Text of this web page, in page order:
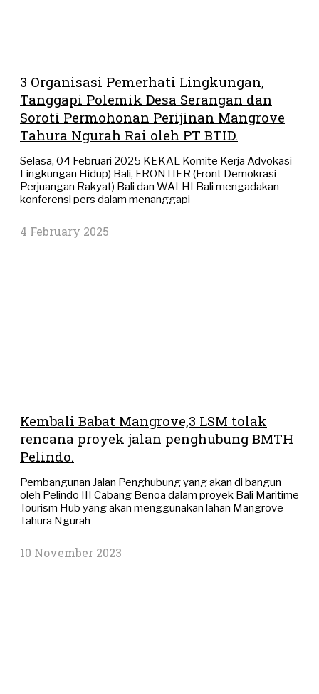
3 Organisasi Pemerhati Lingkungan,
Tanggapi Polemik Desa Serangan dan
Soroti Permohonan Perijinan Mangrove
Tahura Ngurah Rai oleh PT BTID.
Selasa, 04 Februari 2025 KEKAL Komite Kerja Advokasi
Lingkungan Hidup) Bali, FRONTIER (Front Demokrasi
Perjuangan Rakyat) Bali dan WALHI Bali mengadakan
konferensi pers dalam menanggapi
4 February 2025
Kembali Babat Mangrove,3 LSM tolak
rencana proyek jalan penghubung BMTH
Pelindo.
Pembangunan Jalan Penghubung yang akan di bangun
oleh Pelindo III Cabang Benoa dalam proyek Bali Maritime
Tourism Hub yang akan menggunakan lahan Mangrove
Tahura Ngurah
10 November 2023